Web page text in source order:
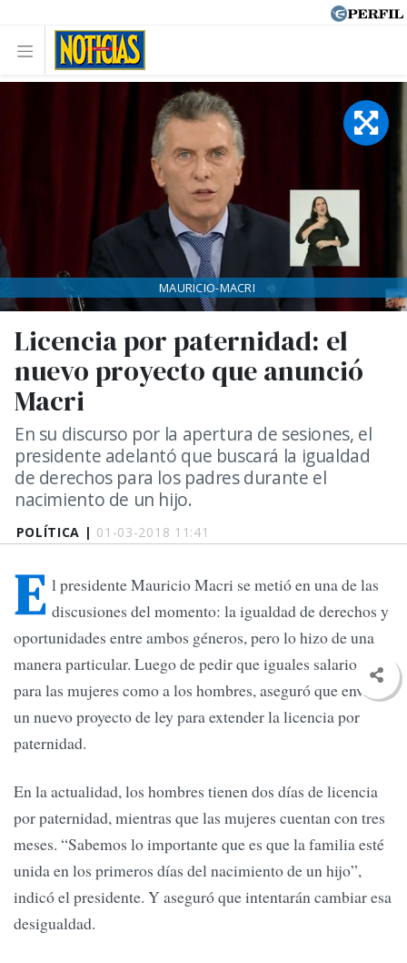
POLÍTICA | 01-03-2018 11:41
Licencia por paternidad: el
nuevo proyecto que anunció
Macri
En su discurso por la apertura de sesiones, el
presidente adelantó que buscará la igualdad
de derechos para los padres durante el
nacimiento de un hijo.
MAURICIO-MACRI
E l presidente Mauricio Macri se metió en una de las
discusiones del momento: la igualdad de derechos y
oportunidades entre ambos géneros, pero lo hizo de una
manera particular. Luego de pedir que iguales salarios
para las mujeres como a los hombres, aseguró que enviará
un nuevo proyecto de ley para extender la licencia por
paternidad.
En la actualidad, los hombres tienen dos días de licencia
por paternidad, mientras que las mujeres cuentan con tres
meses. “Sabemos lo importante que es que la familia esté
unida en los primeros días del nacimiento de un hijo”,
indicó el presidente. Y aseguró que intentarán cambiar esa
desigualdad.